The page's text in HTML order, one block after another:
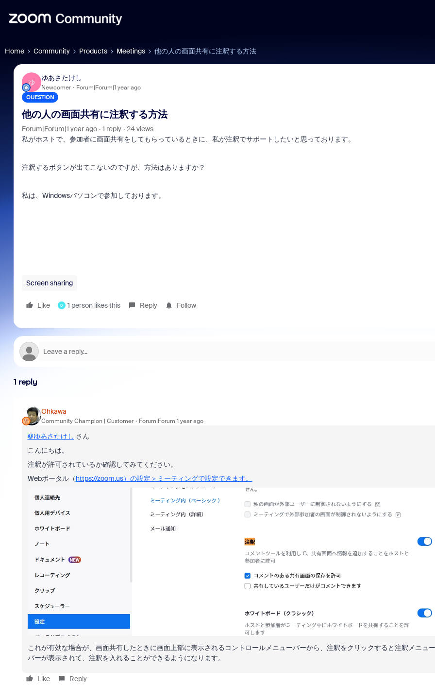
Home Community Products Meetings 他の人の画面共有に注釈する方法
ゆ
ゆあさたけし
Newcomer Forum|Forum|1 year ago
QUESTION
他の人の画面共有に注釈する方法
Forum|Forum|1 year ago 1 reply
24 views
私がホストで、参加者に画面共有をしてもらっているときに、私が注釈でサポートしたいと思っております。
注釈するボタンが出てこないのですが、方法はありますか？
私は、Windowsパソコンで参加しております。
Screen sharing
Like 0 1 person likes this Reply Follow
1 reply
Ohkawa
Community Champion | Customer Forum|Forum|1 year ago
@ゆあさたけし さん
こんにちは。
注釈が許可されているか確認してみてください。
Webポータル（https://zoom.us）の設定＞ミーティングで設定できます。
これが有効な場合が、画面共有したときに画面上部に表示されるコントロールメニューバーから、注釈をクリックすると注釈メニュー
バーが表示されて、注釈を入れることができるようになります。
Like Reply